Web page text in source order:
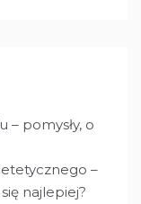
– pomysły, o
–
najlepiej?